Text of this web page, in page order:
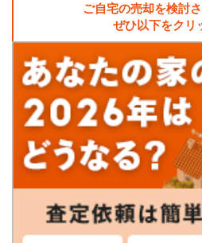
ご自宅の売却を検討
ぜひ以下をクリ